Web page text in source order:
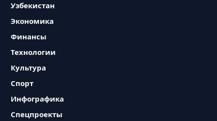
Узбекистан
Экономика
Финансы
Технологии
Культура
Спорт
Инфографика
Спецпроекты